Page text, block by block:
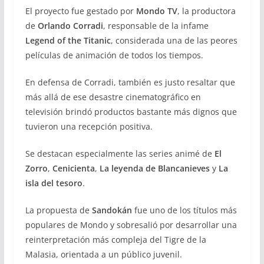
El proyecto fue gestado por Mondo TV, la productora
de Orlando Corradi, responsable de la infame
Legend of the Titanic, considerada una de las peores
películas de animación de todos los tiempos.
En defensa de Corradi, también es justo resaltar que
más allá de ese desastre cinematográfico en
televisión brindó productos bastante más dignos que
tuvieron una recepción positiva.
Se destacan especialmente las series animé de El
Zorro, Cenicienta, La leyenda de Blancanievesy La
isla del tesoro.
La propuesta de Sandokán fue uno de los títulos más
populares de Mondo y sobresalió por desarrollar una
reinterpretación más compleja del Tigre de la
Malasia, orientada a un público juvenil.